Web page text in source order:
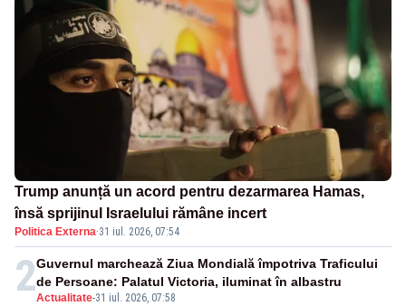
Trump anunță un acord pentru dezarmarea Hamas,
însă sprijinul Israelului rămâne incert
Politica Externa·31 iul. 2026, 07:54
2Actualitate-31 iul. 2026, 07:58
Guvernul marchează Ziua Mondială împotriva Traficului
de Persoane: Palatul Victoria, iluminat în albastru